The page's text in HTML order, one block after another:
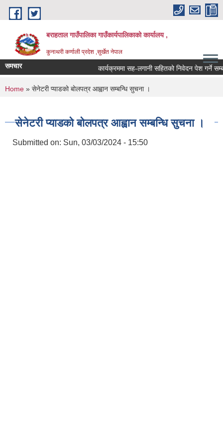
Skip to main content
बराहताल गाउँपालिका गाउँकार्यपालिकाको कार्यालय ,
कुनाथरी कर्णाली प्रदेश ,सुर्खेत नेपाल
समचार कार्यक्रममा सह-लगानी सहितको निवेदन पेश गर्ने
You are here
Home » सेनेटरी प्याडको बोलपत्र आह्वान सम्बन्धि सुचना ।
सेनेटरी प्याडको बोलपत्र आह्वान सम्बन्धि सुचना ।
Submitted on: Sun, 03/03/2024 - 15:50